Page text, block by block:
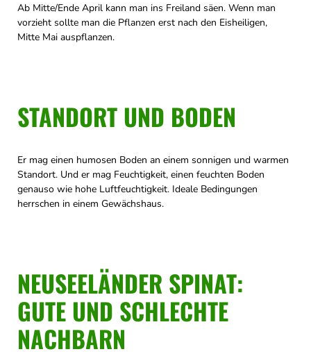
Ab Mitte/Ende April kann man ins Freiland säen. Wenn man
vorzieht sollte man die Pflanzen erst nach den Eisheiligen,
Mitte Mai auspflanzen.
STANDORT UND BODEN
Er mag einen humosen Boden an einem sonnigen und warmen
Standort. Und er mag Feuchtigkeit, einen feuchten Boden
genauso wie hohe Luftfeuchtigkeit. Ideale Bedingungen
herrschen in einem Gewächshaus.
NEUSEELÄNDER SPINAT:
GUTE UND SCHLECHTE
NACHBARN